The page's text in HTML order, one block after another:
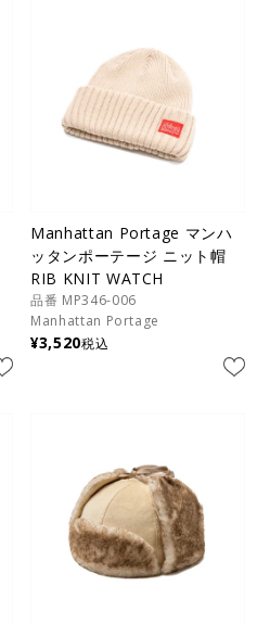
Manhattan Portage マンハ
ッタンポーテージ ニット帽
RIB KNIT WATCH
品番 MP346-006
Manhattan Portage
¥3,520税込